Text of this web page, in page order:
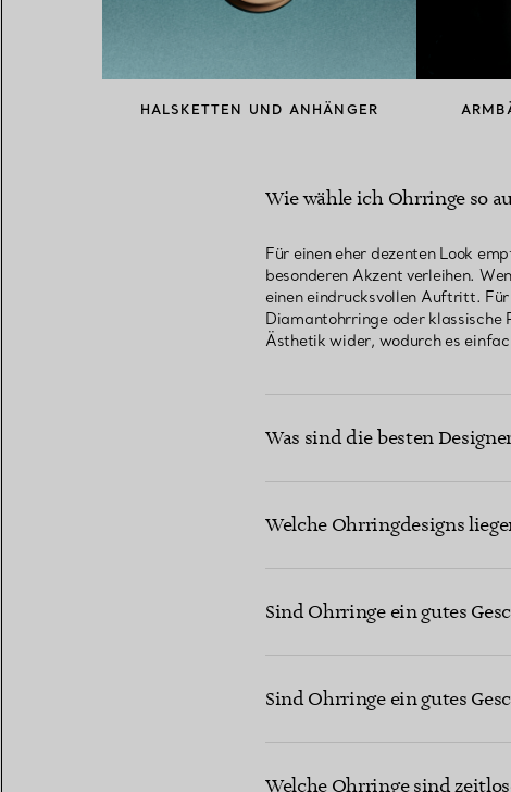
HALSKETTEN UND ANHÄNGER
Wie wähle ich Ohrringe so
Für einen eher dezenten Look
besonderen Akzent verleihen.
einen eindrucksvollen Auftritt.
Diamantohrringe oder klassische
Ästhetik wider, wodurch es
Was sind die besten
Welche Ohrringdesigns
Sind Ohrringe ein gutes
Sind Ohrringe ein gutes
Welche Ohrringe sind